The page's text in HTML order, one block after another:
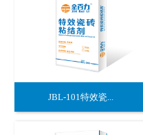
JBL-101特效瓷...